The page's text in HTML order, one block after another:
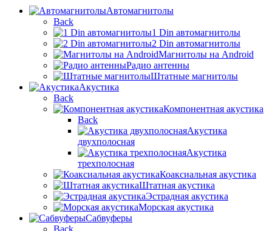
Автомагнитолы
Back
1 Din автомагнитолы
2 Din автомагнитолы
Магнитолы на Android
Радио антенны
Штатные магнитолы
Акустика
Back
Компонентная акустика
Back
Акустика
двухполосная
Акустика
трехполосная
Коаксиальная акустика
Штатная акустика
Эстрадная акустика
Морская акустика
Сабвуферы
Back